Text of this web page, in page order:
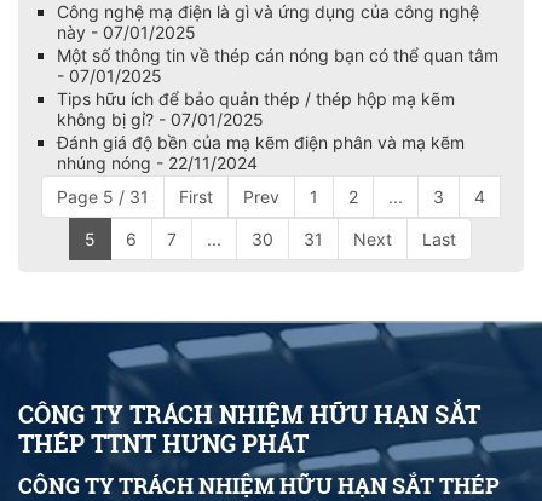
Công nghệ mạ điện là gì và ứng dụng của công nghệ
này - 07/01/2025
Một số thông tin về thép cán nóng bạn có thể quan tâm
- 07/01/2025
Tips hữu ích để bảo quản thép / thép hộp mạ kẽm
không bị gỉ? - 07/01/2025
Đánh giá độ bền của mạ kẽm điện phân và mạ kẽm
nhúng nóng - 22/11/2024
Page 5 / 31
First Prev 1 2 ... 3 4
5 6 7 ... 30 31 Next Last
CÔNG TY TRÁCH NHIỆM HỮU HẠN SẮT
THÉP TTNT HƯNG PHÁT
CÔNG TY TRÁCH NHIỆM HỮU HẠN SẮT THÉP